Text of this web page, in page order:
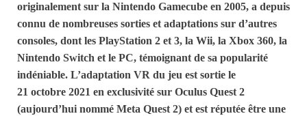
originalement sur la Nintendo Gamecube en 2005, a depuis
connu de nombreuses sorties et adaptations sur d’autres
consoles, dont les PlayStation 2 et 3, la Wii, la Xbox 360, la
Nintendo Switch et le PC, témoignant de sa popularité
indéniable. L’adaptation VR du jeu est sortie le
21 octobre 2021 en exclusivité sur Oculus Quest 2
(aujourd’hui nommé Meta Quest 2) et est réputée être une